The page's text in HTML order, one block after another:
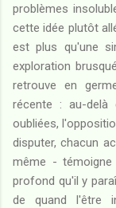
problèmes
cette idée plutôt
est plus qu'une
exploration
retrouve en
récente : au-delà
oubliées,
disputer, chacun
même - témoigne
profond qu'il y
de quand l'être